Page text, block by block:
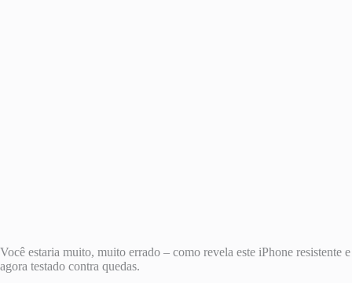
Você estaria muito, muito errado – como revela este iPhone resistente e
agora testado contra quedas.